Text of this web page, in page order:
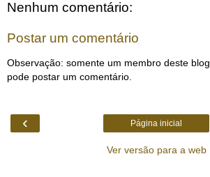
Nenhum comentário:
Postar um comentário
Observação: somente um membro deste blog
pode postar um comentário.
‹ Página inicial
Ver versão para a web